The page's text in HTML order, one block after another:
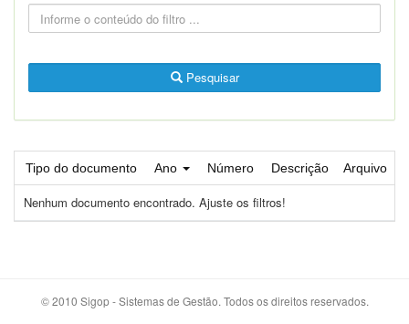
Pesquisar
Tipo do documento Ano Número Descrição Arquivo
Nenhum documento encontrado. Ajuste os filtros!
© 2010 Sigop - Sistemas de Gestão. Todos os direitos reservados.